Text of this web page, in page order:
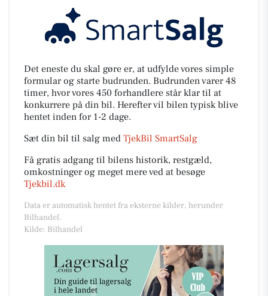
Det eneste du skal gøre er, at udfylde vores simple
formular og starte budrunden. Budrunden varer 48
timer, hvor vores 450 forhandlere står klar til at
konkurrere på din bil. Herefter vil bilen typisk blive
hentet inden for 1-2 dage.
Sæt din bil til salg med TjekBil SmartSalg
Få gratis adgang til bilens historik, restgæld,
omkostninger og meget mere ved at besøge
Tjekbil.dk
Data er automatisk hentet fra eksterne kilder, herunder
Bilhandel.
Kilde: Bilhandel